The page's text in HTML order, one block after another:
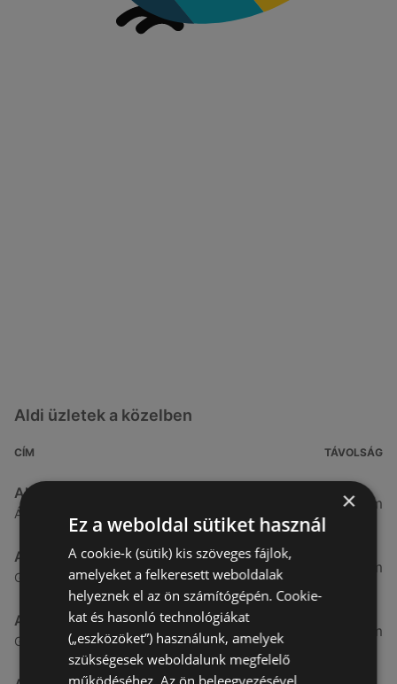
Aldi üzletek a közelben
CÍM TÁVOLSÁG
Aldi
Ágfalvi út 4/A., 9400 Sopron
3,26 km
Aldi
Gyár utca 2., 9400 Sopron
4,56 km
Aldi
Győri út 45., 9400 Sopron
7,57 km
×
Ez a weboldal sütiket használ
A cookie-k (sütik) kis szöveges fájlok,
amelyeket a felkeresett weboldalak
helyeznek el az ön számítógépén. Cookie-
kat és hasonló technológiákat
(„eszközöket”) használunk, amelyek
szükségesek weboldalunk megfelelő
működéséhez. Az ön beleegyezésével